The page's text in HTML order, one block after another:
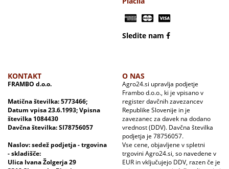
Sledite nam
KONTAKT
FRAMBO d.o.o.
Matična številka: 5773466;
Datum vpisa 23.6.1993; Vpisna
številka 1084430
Davčna številka: SI78756057
Naslov: sedež podjetja - trgovina
- skladišče:
Ulica Ivana Žolgerja 29
O NAS
Agro24.si upravlja podjetje
Frambo d.o.o., ki je vpisano v
register davčnih zavezancev
Republike Slovenije in je
zavezanec za davek na dodano
vrednost (DDV). Davčna številka
podjetja je 78756057.
Vse cene, objavljene v spletni
trgovini Agro24.si, so navedene v
EUR in vključujejo DDV, razen če je